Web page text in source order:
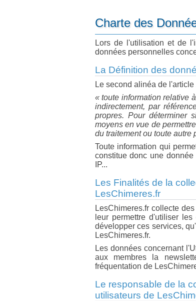
Charte des
Lors de l'utilisation et de
données personnelles
La Définition des
Le second alinéa de
« toute information relative
indirectement, par
propres. Pour déterminer
moyens en vue de
du traitement ou toute autre
Toute information qui
constitue donc une
IP...
Les Finalités de la
LesChimeres.fr
LesChimeres.fr collecte
leur permettre d'utiliser
développer ces services,
LesChimeres.fr.
Les données concernant
aux membres la
fréquentation de
Le responsable de la
utilisateurs de